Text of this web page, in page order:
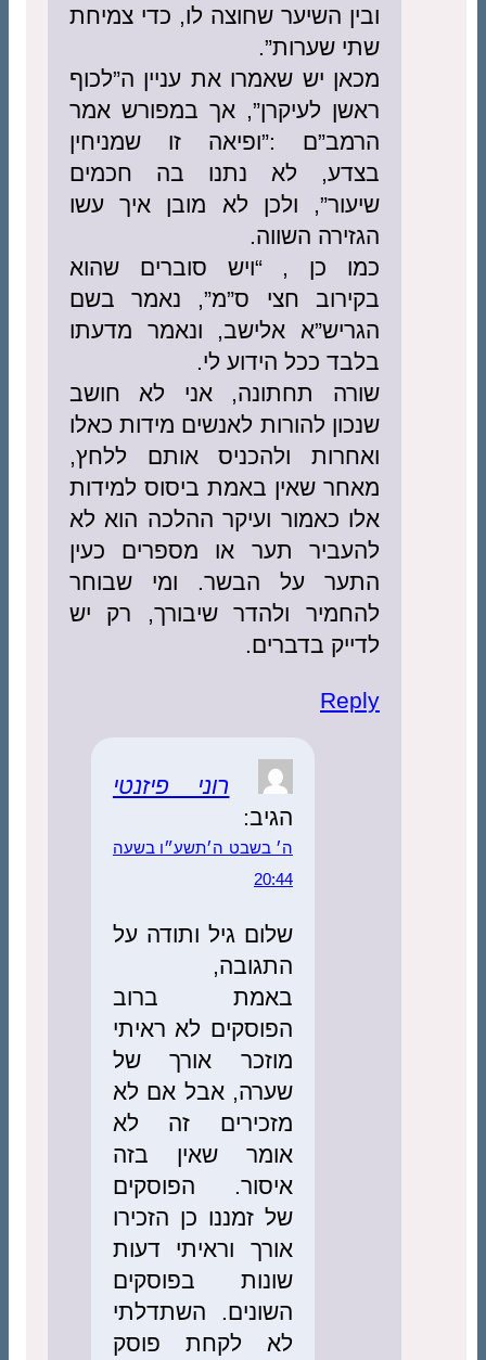
ובין השיער שחוצה לו, כדי צמיחת
שתי שערות”.
מכאן יש שאמרו את עניין ה”לכוף
ראשן לעיקרן”, אך במפורש אמר
הרמב”ם :”ופיאה זו שמניחין
בצדע, לא נתנו בה חכמים
שיעור”, ולכן לא מובן איך עשו
הגזירה השווה.
כמו כן , “ויש סוברים שהוא
בקירוב חצי ס”מ”, נאמר בשם
הגריש”א אלישב, ונאמר מדעתו
בלבד ככל הידוע לי.
שורה תחתונה, אני לא חושב
שנכון להורות לאנשים מידות כאלו
ואחרות ולהכניס אותם ללחץ,
מאחר שאין באמת ביסוס למידות
אלו כאמור ועיקר ההלכה הוא לא
להעביר תער או מספרים כעין
התער על הבשר. ומי שבוחר
להחמיר ולהדר שיבורך, רק יש
לדייק בדברים.
Reply
רוני פיזנטי
הגיב:
ה׳ בשבט ה׳תשע״ו בשעה
20:44
שלום גיל ותודה על
התגובה,
באמת ברוב
הפוסקים לא ראיתי
מוזכר אורך של
שערה, אבל אם לא
מזכירים זה לא
אומר שאין בזה
איסור. הפוסקים
של זמננו כן הזכירו
אורך וראיתי דעות
שונות בפוסקים
השונים. השתדלתי
לא לקחת פוסק